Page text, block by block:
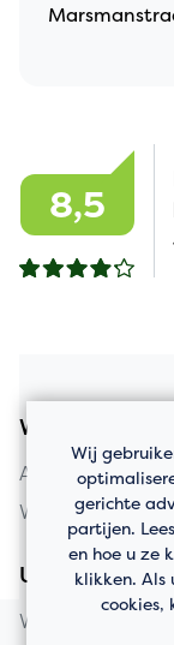
8,5
Woningaanbod
Appartement
Woning kopen
Uw huis
Woning verkopen
Wij
gerichte
partijen.
en hoe u ze
klikken. Als
cookies,